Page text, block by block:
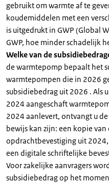
gebruikt om warmte af te
koudemiddelen met een
is uitgedrukt in GWP (Global
GWP, hoe minder schadelijk
Welke van de
de warmtepomp bepaalt het
warmtepompen die in 2026
subsidiebedrag uit 2026 . Als
2024 aangeschaft
2024 aanlevert, ontvangt u
bewijs kan zijn: een kopie
opdrachtbevestiging uit
een digitale schriftelijke
Voor zakelijke aanvragers
subsidiebedrag op het